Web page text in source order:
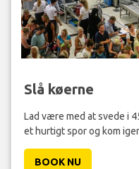
Slå køerne
Lad være med at svede i
et hurtigt spor og kom
BOOK NU